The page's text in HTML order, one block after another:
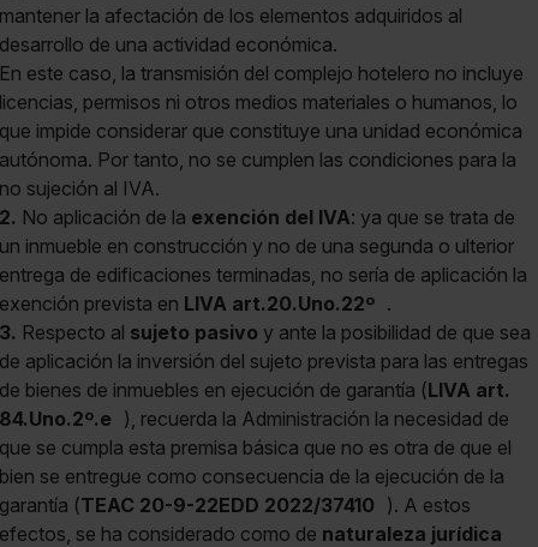
mantener la afectación de los elementos adquiridos al
desarrollo de una actividad económica.
En este caso, la transmisión del complejo hotelero no incluye
licencias, permisos ni otros medios materiales o humanos, lo
que impide considerar que constituye una unidad económica
autónoma. Por tanto, no se cumplen las condiciones para la
no sujeción al IVA.
2. No aplicación de la exención del IVA: ya que se trata de
un inmueble en construcción y no de una segunda o ulterior
entrega de edificaciones terminadas, no sería de aplicación la
exención prevista en LIVA art.20.Uno.22º .
3. Respecto al sujeto pasivo y ante la posibilidad de que sea
de aplicación la inversión del sujeto prevista para las entregas
de bienes de inmuebles en ejecución de garantía (LIVA art.
84.Uno.2º.e ), recuerda la Administración la necesidad de
que se cumpla esta premisa básica que no es otra de que el
bien se entregue como consecuencia de la ejecución de la
garantía (TEAC 20-9-22EDD 2022/37410 ). A estos
efectos, se ha considerado como de naturaleza jurídica